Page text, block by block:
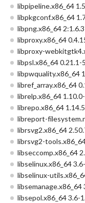
libpipeline.x86_64
libpkgconf.x86_64
libpng.x86_64
libproxy.x86_64
libproxy-
libpsl.x86_64 0.21.1-
libpwquality.x86_64
libref_array.x86_64
librelp.x86_64
librepo.x86_64
libreport-
librsvg2.x86_64
librsvg2-
libseccomp.x86_64
libselinux.x86_64
libselinux-
libsemanage.x86_64
libsepol.x86_64 3.6-